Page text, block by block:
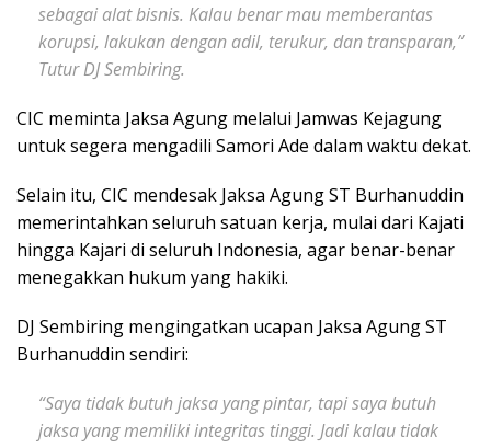
sebagai alat bisnis. Kalau benar mau memberantas
korupsi, lakukan dengan adil, terukur, dan transparan,”
Tutur DJ Sembiring.
CIC meminta Jaksa Agung melalui Jamwas Kejagung
untuk segera mengadili Samori Ade dalam waktu dekat.
Selain itu, CIC mendesak Jaksa Agung ST Burhanuddin
memerintahkan seluruh satuan kerja, mulai dari Kajati
hingga Kajari di seluruh Indonesia, agar benar-benar
menegakkan hukum yang hakiki.
DJ Sembiring mengingatkan ucapan Jaksa Agung ST
Burhanuddin sendiri:
“Saya tidak butuh jaksa yang pintar, tapi saya butuh
jaksa yang memiliki integritas tinggi. Jadi kalau tidak